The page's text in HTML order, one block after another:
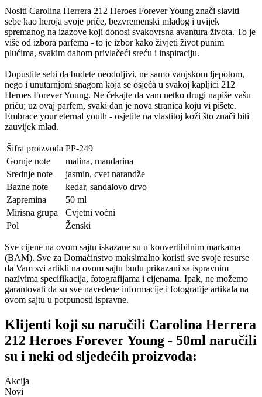
Nositi Carolina Herrera 212 Heroes Forever Young znači slaviti
sebe kao heroja svoje priče, bezvremenski mladog i uvijek
spremanog na izazove koji donosi svakovrsna avantura života. To je
više od izbora parfema - to je izbor kako živjeti život punim
plućima, svakim dahom privlačeći sreću i inspiraciju.
Dopustite sebi da budete neodoljivi, ne samo vanjskom ljepotom,
nego i unutarnjom snagom koja se osjeća u svakoj kapljici 212
Heroes Forever Young. Ne čekajte da vam netko drugi napiše vašu
priču; uz ovaj parfem, svaki dan je nova stranica koju vi pišete.
Embrace your eternal youth - osjetite na vlastitoj koži što znači biti
zauvijek mlad.
Šifra proizvoda PP-249
Gornje note
malina, mandarina
Srednje note
jasmin, cvet narandže
Bazne note
kedar, sandalovo drvo
Zapremina
50 ml
Mirisna grupa
Cvjetni voćni
Pol
Ženski
Sve cijene na ovom sajtu iskazane su u konvertibilnim markama
(BAM). Sve za Domaćinstvo maksimalno koristi sve svoje resurse
da Vam svi artikli na ovom sajtu budu prikazani sa ispravnim
nazivima specifikacija, fotografijama i cijenama. Ipak, ne možemo
garantovati da su sve navedene informacije i fotografije artikala na
ovom sajtu u potpunosti ispravne.
Klijenti koji su naručili Carolina Herrera
212 Heroes Forever Young - 50ml naručili
su i neki od sljedećih proizvoda:
Akcija
Novi